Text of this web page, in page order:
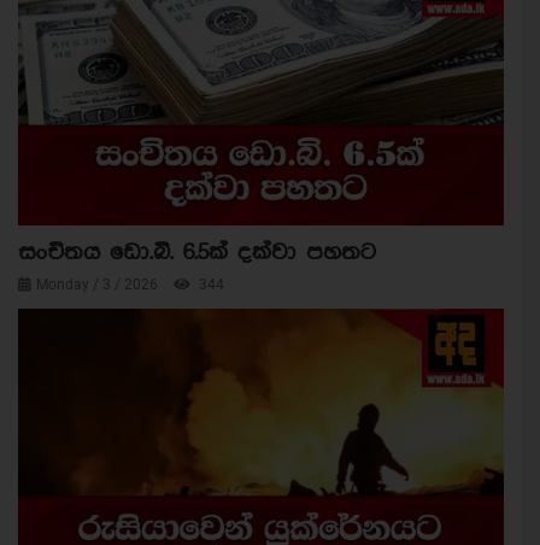
සංචිතය ඩො.බි. 6.5ක් දක්වා පහතට
Monday / 3 / 2026 344